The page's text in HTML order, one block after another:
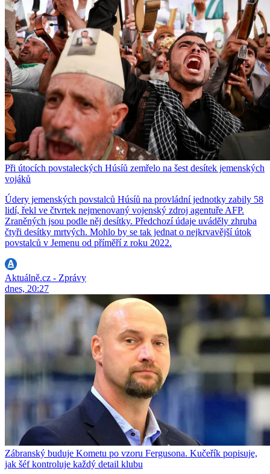
Při útocích povstaleckých Húsíů zemřelo na šest desítek jemenských
vojáků
Údery jemenských povstalců Húsíů na provládní jednotky zabily 58
lidí, řekl ve čtvrtek nejmenovaný vojenský zdroj agentuře AFP.
Zraněných jsou podle něj desítky. Předchozí údaje uváděly zhruba
čtyři desítky mrtvých. Mohlo by se tak jednat o nejkrvavější útok
povstalců v Jemenu od příměří z roku 2022.
Aktuálně.cz - Zprávy
dnes, 20:27
Zábranský buduje Kometu po vzoru Fergusona. Kučeřík popisuje,
jak šéf kontroluje každý detail klubu